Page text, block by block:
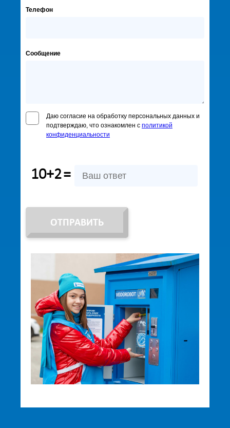
Телефон
Сообщение
Даю согласие на обработку персональных данных и
подтверждаю, что ознакомлен с политикой
конфиденциальности
10+2=
ОТПРАВИТЬ